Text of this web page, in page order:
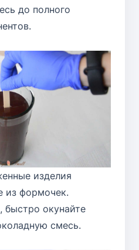
до полного
изделия
из формочек.
быстро окунайте
смесь.